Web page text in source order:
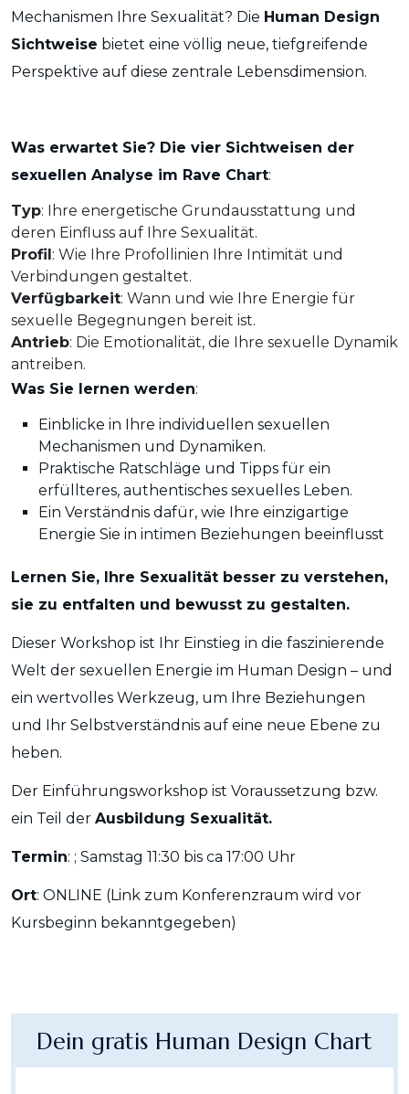
Mechanismen Ihre Sexualität? Die Human Design
Sichtweise bietet eine völlig neue, tiefgreifende
Perspektive auf diese zentrale Lebensdimension.
Was erwartet Sie? Die vier Sichtweisen der
sexuellen Analyse im Rave Chart:
Typ: Ihre energetische Grundausstattung und
deren Einfluss auf Ihre Sexualität.
Profil: Wie Ihre Profollinien Ihre Intimität und
Verbindungen gestaltet.
Verfügbarkeit: Wann und wie Ihre Energie für
sexuelle Begegnungen bereit ist.
Antrieb: Die Emotionalität, die Ihre sexuelle Dynamik
antreiben.
Was Sie lernen werden:
Einblicke in Ihre individuellen sexuellen
Mechanismen und Dynamiken.
Praktische Ratschläge und Tipps für ein
erfüllteres, authentisches sexuelles Leben.
Ein Verständnis dafür, wie Ihre einzigartige
Energie Sie in intimen Beziehungen beeinflusst
Lernen Sie, Ihre Sexualität besser zu verstehen,
sie zu entfalten und bewusst zu gestalten.
Dieser Workshop ist Ihr Einstieg in die faszinierende
Welt der sexuellen Energie im Human Design – und
ein wertvolles Werkzeug, um Ihre Beziehungen
und Ihr Selbstverständnis auf eine neue Ebene zu
heben.
Der Einführungsworkshop ist Voraussetzung bzw.
ein Teil der Ausbildung Sexualität.
Termin: ; Samstag 11:30 bis ca 17:00 Uhr
Ort: ONLINE (Link zum Konferenzraum wird vor
Kursbeginn bekanntgegeben)
Dein gratis Human Design Chart